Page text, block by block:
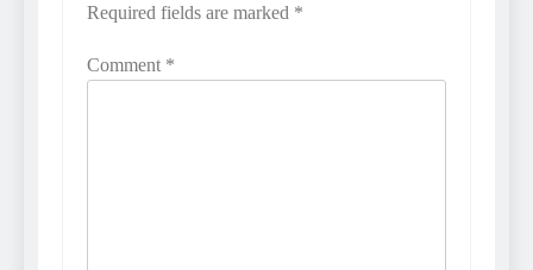
Required fields are marked *
Comment *